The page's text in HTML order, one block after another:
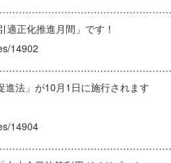
適正化推進月間」です！
14902
進法」が10月1日に施行されます
14904